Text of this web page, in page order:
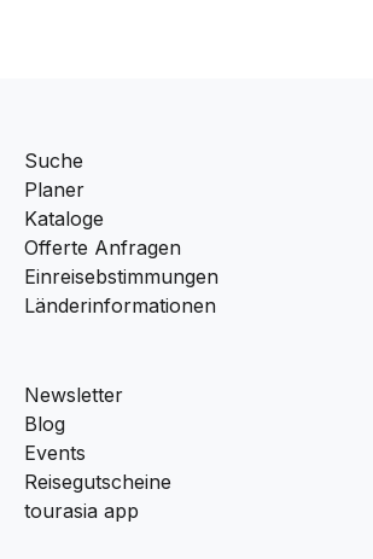
Suche
Planer
Kataloge
Offerte Anfragen
Einreisebstimmungen
Länderinformationen
Newsletter
Blog
Events
Reisegutscheine
tourasia app